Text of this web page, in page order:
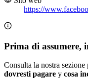
https://
Prima di assumere,
Consulta la nostra
dovresti pagare y cosa